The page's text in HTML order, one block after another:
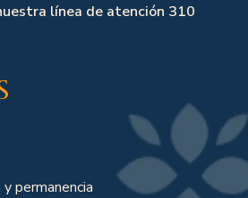
línea de atención 310
permanencia